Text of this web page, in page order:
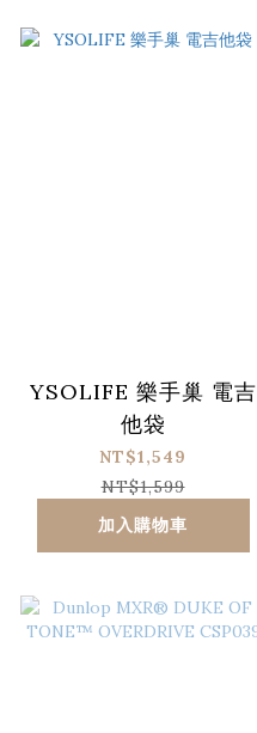
YSOLIFE 樂手巢 電吉
他袋
NT$1,549
NT$1,599
加入購物車